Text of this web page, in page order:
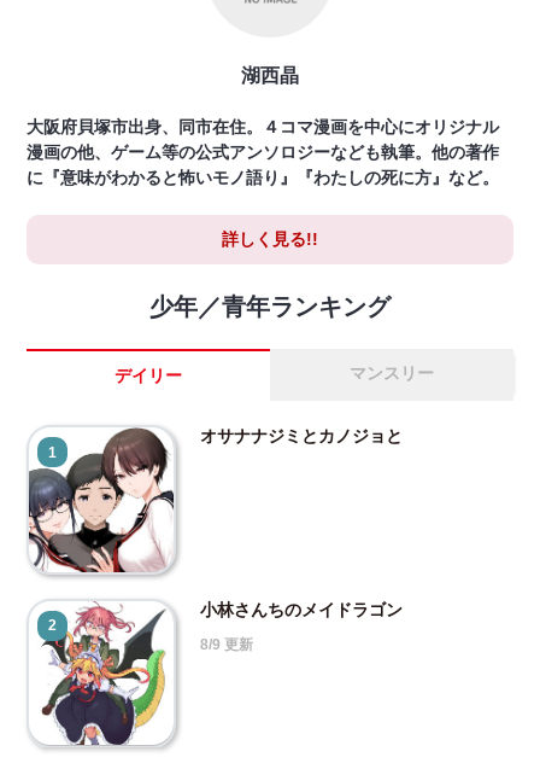
湖西晶
大阪府貝塚市出身、同市在住。４コマ漫画を中心にオリジナル
漫画の他、ゲーム等の公式アンソロジーなども執筆。他の著作
に『意味がわかると怖いモノ語り』『わたしの死に方』など。
詳しく見る!!
少年／青年ランキング
デイリー マンスリー
1
オサナナジミとカノジョと
2
小林さんちのメイドラゴン
8/9 更新